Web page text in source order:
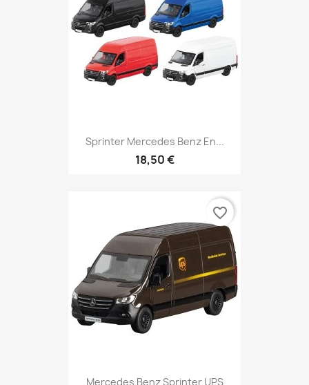
Sprinter Mercedes Benz En...
18,50 €
Mercedes Benz Sprinter UPS
favorite_border